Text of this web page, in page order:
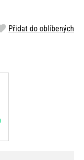
Přidat do oblíbených